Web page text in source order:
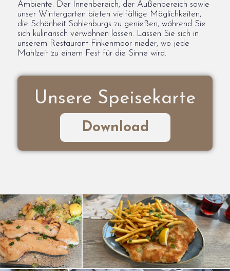
Unsere Speisekarte
Download
Ambiente. Der Innenbereich, der Außenbereich sowie
unser Wintergarten bieten vielfältige Möglichkeiten,
die Schönheit Sahlenburgs zu genießen, während Sie
sich kulinarisch verwöhnen lassen. Lassen Sie sich in
unserem Restaurant Finkenmoor nieder, wo jede
Mahlzeit zu einem Fest für die Sinne wird.